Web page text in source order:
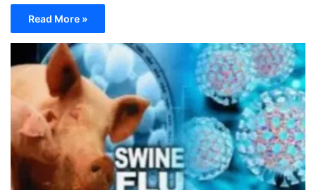
Read More »